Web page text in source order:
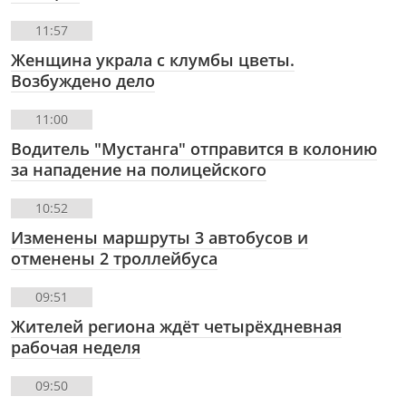
11:57
Женщина украла с клумбы цветы.
Возбуждено дело
11:00
Водитель "Мустанга" отправится в колонию
за нападение на полицейского
10:52
Изменены маршруты 3 автобусов и
отменены 2 троллейбуса
09:51
Жителей региона ждёт четырёхдневная
рабочая неделя
09:50